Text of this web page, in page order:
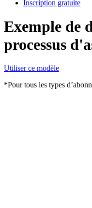
Inscription gratuite
Exemple de
processus
Utiliser ce modèle
*Pour tous les types